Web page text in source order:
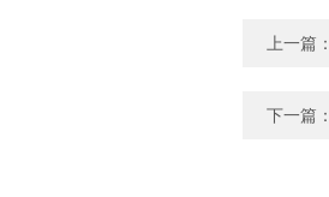
上一篇
下一篇